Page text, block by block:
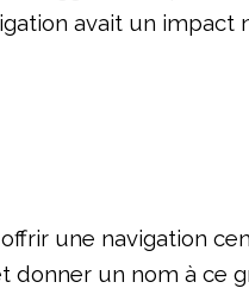
avait un impact
une navigation
un nom à ce